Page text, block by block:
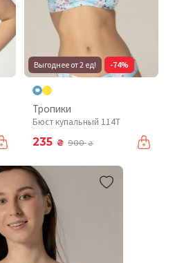
Выгоднее от 2 ед! -74%
Тропики
Бюст купальный 114T
235 ₴ 900₴